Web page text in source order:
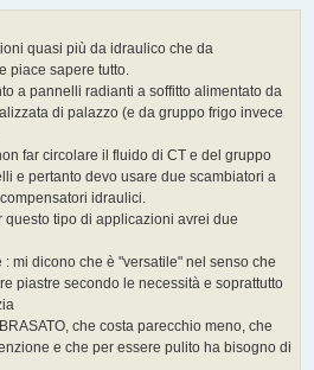
quasi più da idraulico che da
piace sapere tutto.
a pannelli radianti a soffitto alimentato da
di palazzo (e da gruppo frigo invece
far circolare il fluido di CT e del gruppo
e pertanto devo usare due scambiatori a
idraulici.
questo tipo di applicazioni avrei due
mi dicono che è "versatile" nel senso che
piastre secondo le necessità e soprattutto
che costa parecchio meno, che
e che per essere pulito ha bisogno di